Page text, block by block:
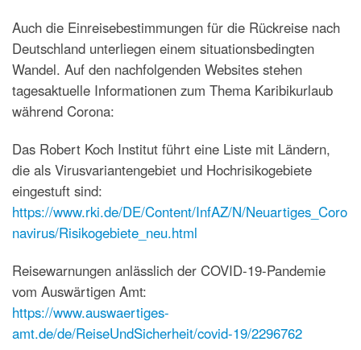
Auch die Einreisebestimmungen für die Rückreise nach
Deutschland unterliegen einem situationsbedingten
Wandel. Auf den nachfolgenden Websites stehen
tagesaktuelle Informationen zum Thema Karibikurlaub
während Corona:
Das Robert Koch Institut führt eine Liste mit Ländern,
die als Virusvariantengebiet und Hochrisikogebiete
eingestuft sind:
https://www.rki.de/DE/Content/InfAZ/N/Neuartiges_Coro
navirus/Risikogebiete_neu.html
Reisewarnungen anlässlich der COVID-19-Pandemie
vom Auswärtigen Amt:
https://www.auswaertiges-
amt.de/de/ReiseUndSicherheit/covid-19/2296762